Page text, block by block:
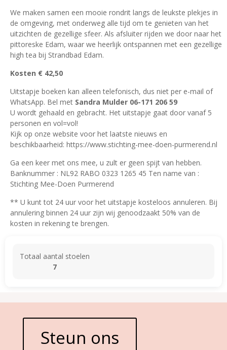
We maken samen een mooie rondrit langs de leukste plekjes in
de omgeving, met onderweg alle tijd om te genieten van het
uitzichten de gezellige sfeer. Als afsluiter rijden we door naar het
pittoreske Edam, waar we heerlijk ontspannen met een gezellige
high tea bij Strandbad Edam.
Kosten € 42,50
Uitstapje boeken kan alleen telefonisch, dus niet per e-mail of
WhatsApp. Bel met Sandra Mulder 06-171 206 59
U wordt gehaald en gebracht. Het uitstapje gaat door vanaf 5
personen en vol=vol!
Kijk op onze website voor het laatste nieuws en
beschikbaarheid: https://www.stichting-mee-doen-purmerend.nl
Ga een keer met ons mee, u zult er geen spijt van hebben.
Banknummer : NL92 RABO 0323 1265 45 Ten name van :
Stichting Mee-Doen Purmerend
** U kunt tot 24 uur voor het uitstapje kosteloos annuleren. Bij
annulering binnen 24 uur zijn wij genoodzaakt 50% van de
kosten in rekening te brengen.
Totaal aantal stoelen
7
Steun ons